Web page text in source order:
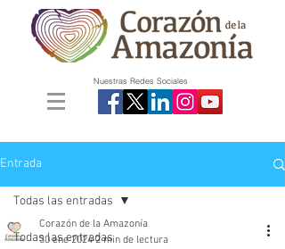
Nuestras Redes Sociales
Entrada
Todas las entradas
Todas las entradas
Corazón de la Amazonía
30 ene 2024 2 min de lectura